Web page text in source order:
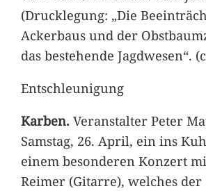
(Drucklegung: „Die
Ackerbaus und der
das bestehende Jagdwesen“.
Entschleunigung
Karben.Veranstalter Peter
Samstag, 26. April, ein ins
einem besonderen Konzert
Reimer (Gitarre), welches der